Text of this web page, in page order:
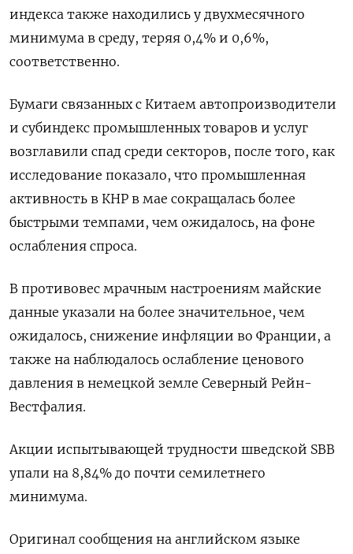
индекса также находились у двухмесячного
минимума в среду, теряя 0,4% и 0,6%,
соответственно.
Бумаги связанных с Китаем автопроизводители
и субиндекс промышленных товаров и услуг
возглавили спад среди секторов, после того, как
исследование показало, что промышленная
активность в КНР в мае сокращалась более
быстрыми темпами, чем ожидалось, на фоне
ослабления спроса.
В противовес мрачным настроениям майские
данные указали на более значительное, чем
ожидалось, снижение инфляции во Франции, а
также на наблюдалось ослабление ценового
давления в немецкой земле Северный Рейн-
Вестфалия.
Акции испытывающей трудности шведской SBB
упали на 8,84% до почти семилетнего
минимума.
Оригинал сообщения на английском языке